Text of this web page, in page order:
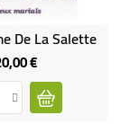
De La Salette
€Prix